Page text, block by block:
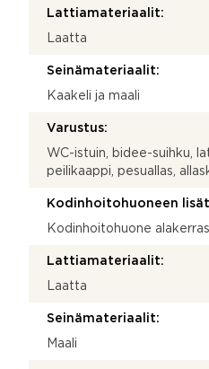
Lattiamateriaalit:
Laatta
Seinämateriaalit:
Kaakeli ja maali
Varustus:
WC-istuin, bidee-suihku,
peilikaappi, pesuallas,
Kodinhoitohuoneen
Kodinhoitohuone
Lattiamateriaalit:
Laatta
Seinämateriaalit:
Maali